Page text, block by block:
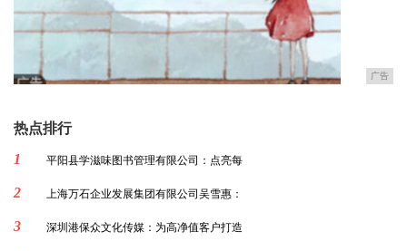
广告
热点排行
1
平阳县学滋味图书管理有限公司：点亮每
2 上海万石企业发展集团有限公司吴雪惠：
3 深圳港保众文化传媒：为高净值客户打造